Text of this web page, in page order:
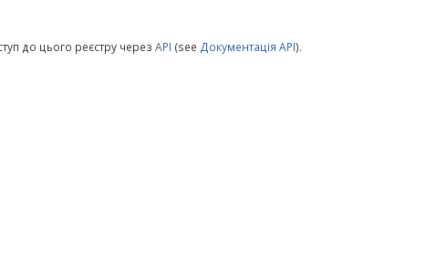
до цього реєстру через API (see Документація API).